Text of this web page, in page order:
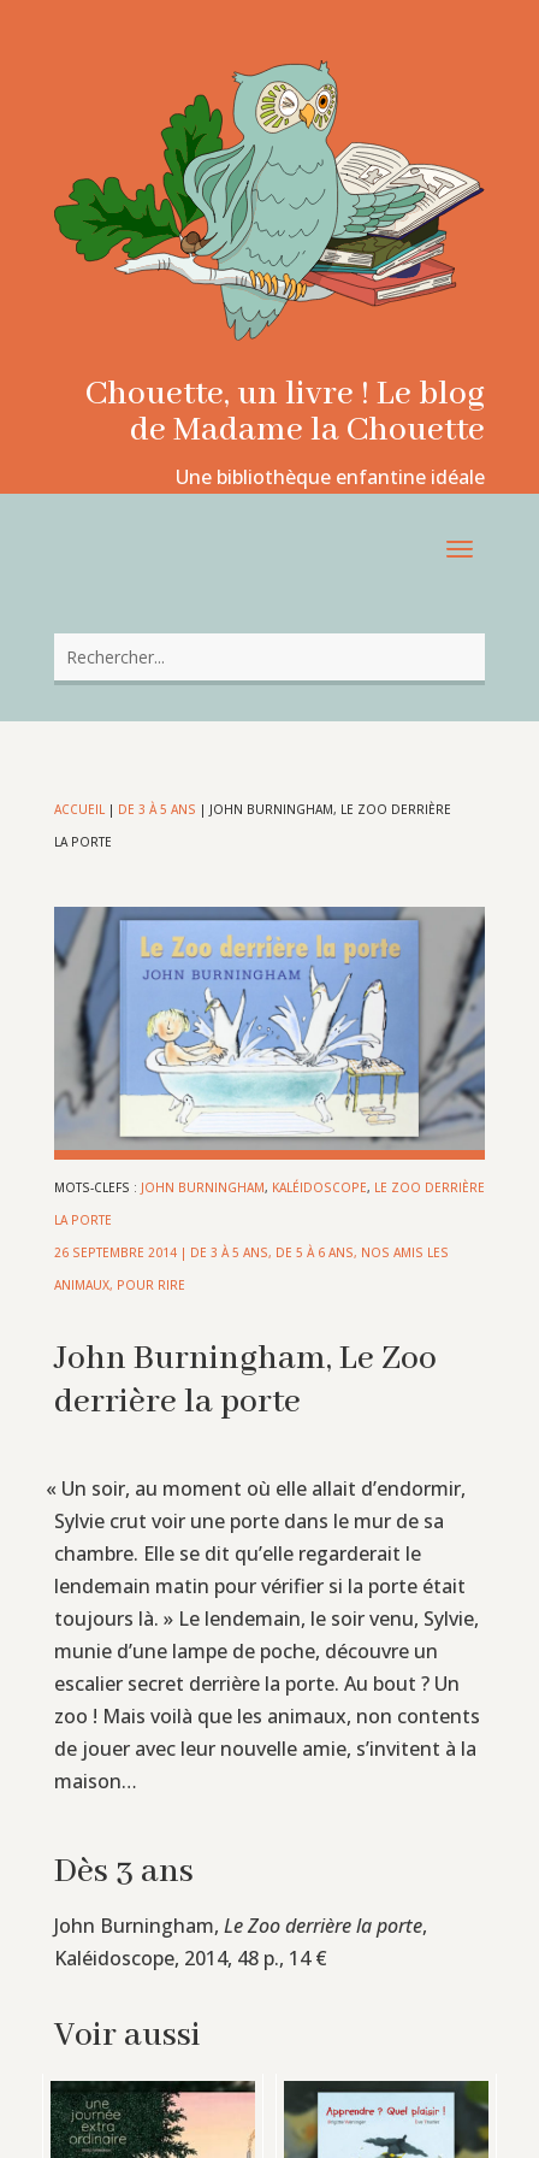
Chouette, un livre ! Le blog
de Madame la Chouette
Une bibliothèque enfantine idéale
ACCUEIL| DE 3 À 5 ANS | JOHN BURNINGHAM, LE ZOO DERRIÈRE
LA PORTE
MOTS-CLEFS : JOHN BURNINGHAM, KALÉIDOSCOPE, LE ZOO DERRIÈRE
LA PORTE
26 SEPTEMBRE 2014| DE 3 À 5 ANS, DE 5 À 6 ANS, NOS AMIS LES
ANIMAUX, POUR RIRE
John Burningham, Le Zoo
derrière la porte
« Un soir, au moment où elle allait d’endormir,
Sylvie crut voir une porte dans le mur de sa
chambre. Elle se dit qu’elle regarderait le
lendemain matin pour vérifier si la porte était
toujours là. » Le lendemain, le soir venu, Sylvie,
munie d’une lampe de poche, découvre un
escalier secret derrière la porte. Au bout ? Un
zoo ! Mais voilà que les animaux, non contents
de jouer avec leur nouvelle amie, s’invitent à la
maison…
Dès 3 ans
John Burningham, Le Zoo derrière la porte,
Kaléidoscope, 2014, 48 p., 14 €
Voir aussi